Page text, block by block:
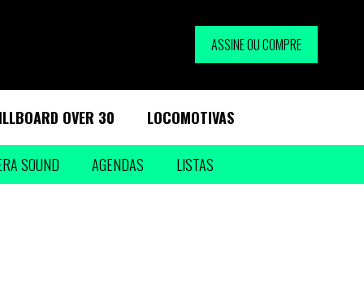
ASSINE OU COMPRE
OVER 30 LOCOMOTIVAS
SOUND AGENDAS LISTAS